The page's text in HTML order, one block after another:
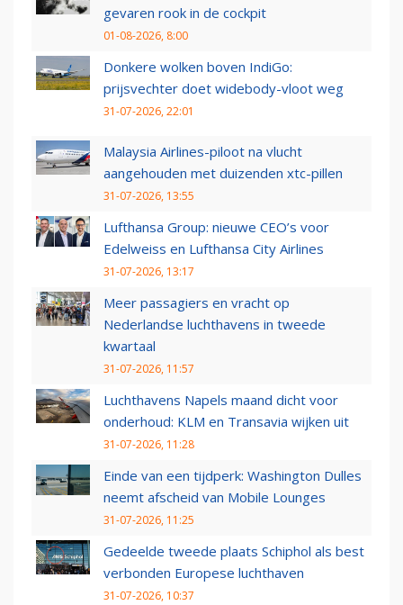
gevaren rook in de cockpit
01-08-2026, 8:00
Donkere wolken boven IndiGo:
prijsvechter doet widebody-vloot weg
31-07-2026, 22:01
Malaysia Airlines-piloot na vlucht
aangehouden met duizenden xtc-pillen
31-07-2026, 13:55
Lufthansa Group: nieuwe CEO’s voor
Edelweiss en Lufthansa City Airlines
31-07-2026, 13:17
Meer passagiers en vracht op
Nederlandse luchthavens in tweede
kwartaal
31-07-2026, 11:57
Luchthavens Napels maand dicht voor
onderhoud: KLM en Transavia wijken uit
31-07-2026, 11:28
Einde van een tijdperk: Washington Dulles
neemt afscheid van Mobile Lounges
31-07-2026, 11:25
Gedeelde tweede plaats Schiphol als best
verbonden Europese luchthaven
31-07-2026, 10:37